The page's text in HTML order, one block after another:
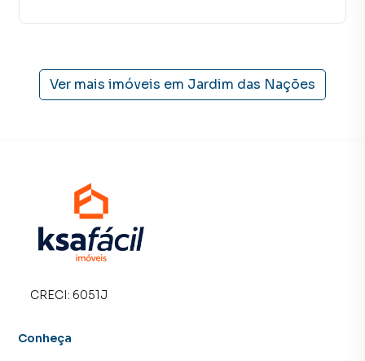
Ver mais imóveis em Jardim das Nações
CRECI: 6051J
Conheça